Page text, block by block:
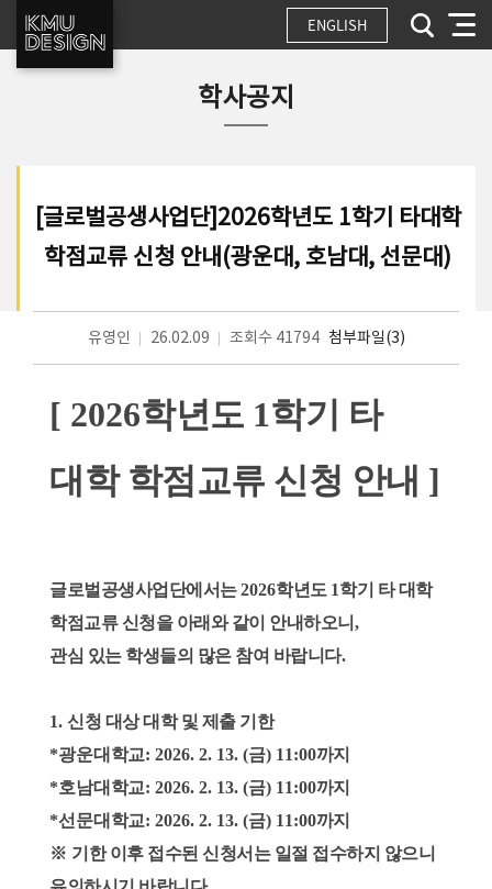
ENGLISH
학사공지
[글로벌공생사업단]2026학년도 1학기 타대학
학점교류 신청 안내(광운대, 호남대, 선문대)
유영인 26.02.09 조회수 41794 첨부파일(3)
[ 2026학년도 1학기 타
대학 학점교류 신청 안내 ]
글로벌공생사업단에서는 2026학년도 1학기 타 대학
학점교류 신청을 아래와 같이 안내하오니 ,
관심 있는 학생들의 많은 참여 바랍니다.
1. 신청 대상 대학 및 제출 기한
*광운대학교: 2026. 2. 13. (금) 11:00까지
*호남대학교: 2026. 2. 13. (금) 11:00까지
*선문대학교: 2026. 2. 13. (금) 11:00까지
※ 기한 이후 접수된 신청서는 일절 접수하지 않으니